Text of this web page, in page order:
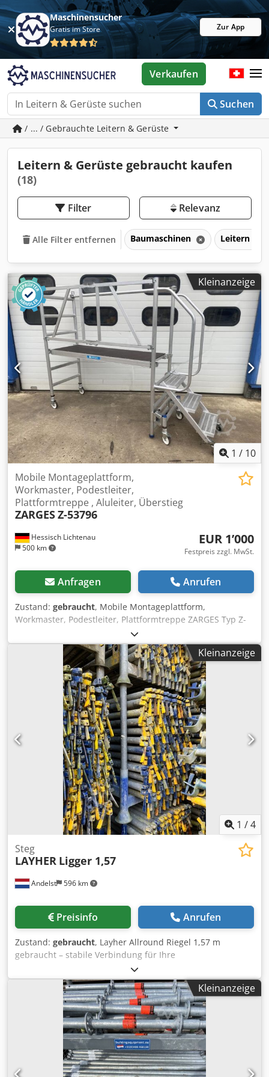
Maschinensucher
Gratis im Store Zur App
Suchen
Verkaufen
/ ... / Gebrauchte Leitern & Gerüste
Leitern & Gerüste gebraucht kaufen
(18)
Filter Relevanz
Alle Filter entfernen Baumaschinen Leitern &
Kleinanzeige
1 / 10
Hessisch Lichtenau
500 km
Mobile Montageplattform,
Workmaster, Podestleiter,
Plattformtreppe , Aluleiter, Überstieg
ZARGESZ-53796
EUR 1’000
Festpreis zzgl. MwSt.
Anfragen Anrufen
Zustand: gebraucht, Mobile Montageplattform,
Workmaster, Podestleiter, Plattformtreppe ZARGES Typ Z-
53796 Aluleiter, Überstieg Baujahr 2016 Plattformhöhe ca.
45 / 73 / 1000 mm Plattformgröße 1700 x 600 mm - 3
Stufen + Podest - Aluminiumkonstruktion - Treppe
hochklappbar mit 200 mm tiefen Stufen und
rutschhemmender Oberfläche - Plattform mit
rutschhemmender Oberfläche Dkodpfxoznrque Alyjr -
fahrbar auf Bockrollen, 4 Stück Bockrollen mit Feststeller -
Absenkeinrichtung am Stiegteil als Zentralbremse -
Montageplattform klappbar, demontierbar für den
Transport Platzbedarf L / B / H 2600 x 740 x 1940mm
Transportabmessung L / B / H 2000 x 950 x 670 mm
Gewicht 54 kg sehr guter Zustand, neuwertig
Kleinanzeige
1 /4
Andelst 596 km
Steg
LAYHER Ligger 1,57
Preisinfo Anrufen
Zustand: gebraucht, Layher Allround Riegel 1,57 m
gebraucht – stabile Verbindung für Ihre
Gerüstkonstruktion Dieser gebrauchte Layher Allround
Riegel mit einer Länge von 1,57 Metern ist ein
unverzichtbares Element im modularen Layher
Gerüstsystem. Der Riegel sorgt für eine stabile horizontale
Verbindung zwischen den Stielen und gewährleistet
dadurch die Standfestigkeit und Tragfähigkeit des Gerüsts.
Die gebrauchte Ausführung ist technisch einwandfrei und
stellt eine kostengünstige Alternative zu Neuware dar,
ohne Kompromisse bei Sicherheit oder Qualität
Kleinanzeige